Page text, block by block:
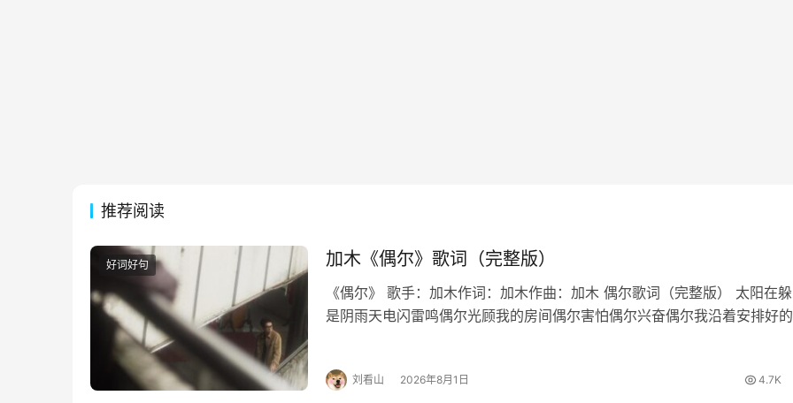
推荐阅读
好词好句 加木《偶尔》歌词（完整版）
《偶尔》 歌手：加木作词：加木作曲：加木 偶尔歌词（完整版） 太阳在
是阴雨天电闪雷鸣偶尔光顾我的房间偶尔害怕偶尔兴奋偶尔我沿着安排好
刘看山 2026年8月1日 4.7K